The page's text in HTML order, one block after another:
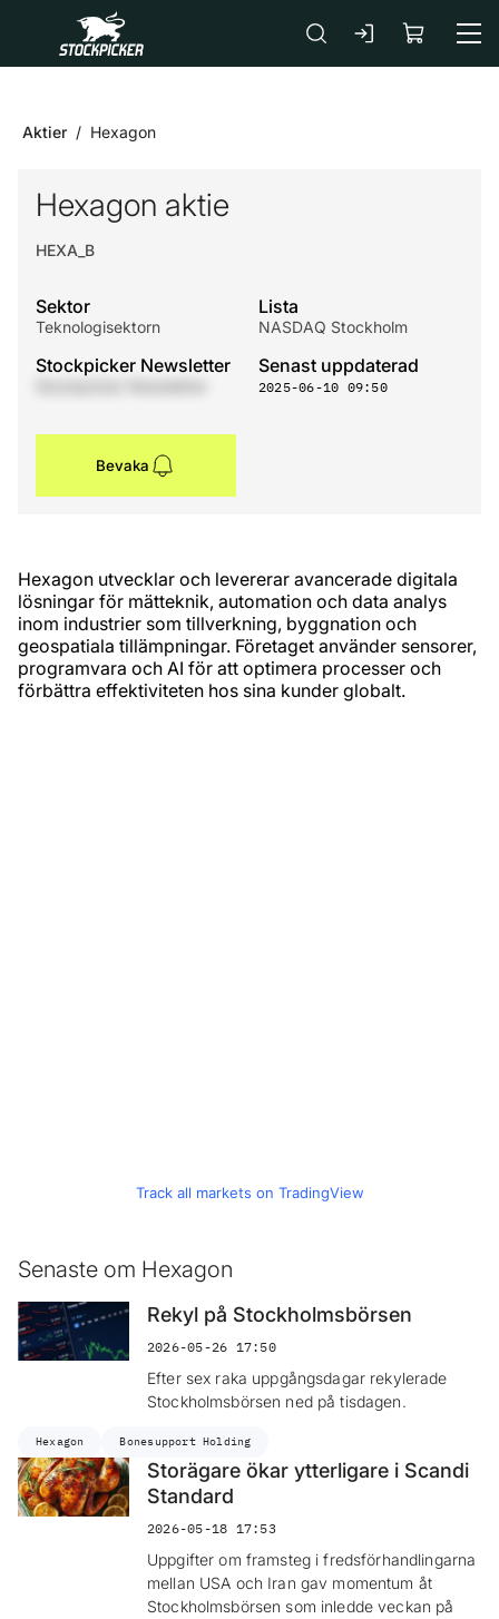
Gå till huvudinnehåll
Aktier Hexagon
Hexagon aktie
HEXA_B
Sektor
Teknologisektorn
Lista
NASDAQ Stockholm
Stockpicker Newsletter Senast uppdaterad
2025-06-10 09:50
Bevaka
Hexagon utvecklar och levererar avancerade digitala
lösningar för mätteknik, automation och data analys
inom industrier som tillverkning, byggnation och
geospatiala tillämpningar. Företaget använder sensorer,
programvara och AI för att optimera processer och
förbättra effektiviteten hos sina kunder globalt.
Track all markets on TradingView
Senaste om Hexagon
Rekyl på Stockholmsbörsen
2026-05-26 17:50
Efter sex raka uppgångsdagar rekylerade
Stockholmsbörsen ned på tisdagen.
Hexagon Bonesupport Holding
Storägare ökar ytterligare i Scandi
Standard
2026-05-18 17:53
Uppgifter om framsteg i fredsförhandlingarna
mellan USA och Iran gav momentum åt
Stockholmsbörsen som inledde veckan på